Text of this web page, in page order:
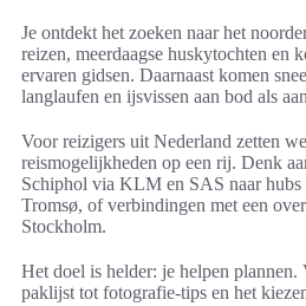
Je ontdekt het zoeken naar het
reizen, meerdaagse huskytochten en
ervaren gidsen. Daarnaast komen
langlaufen en ijsvissen aan bod als
Voor reizigers uit Nederland zetten
reismogelijkheden op een rij. Denk
Schiphol via KLM en SAS naar
Tromsø, of verbindingen met een
Stockholm.
Het doel is helder: je helpen plannen.
paklijst tot fotografie-tips en het